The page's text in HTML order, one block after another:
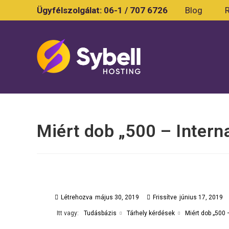
Ügyfélszolgálat: 06-1 / 707 6726 Blog
Miért dob „500 –
Létrehozva május 30, 2019 Frissítve június 17, 2019
Itt vagy: Tudásbázis Tárhely kérdések Miért dob „500